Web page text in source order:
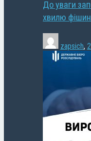
До уваги
хвилю
zapsich,